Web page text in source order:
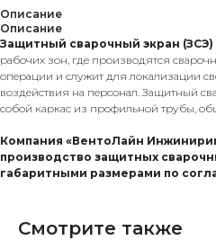
Описание
Описание
Защитный сварочный экран (ЗСЭ)
рабочих зон, где производятся
операции и служит для локализации
воздействия на персонал. Защитный
собой каркас из профильной трубы,
Компания «ВентоЛайн
производство защитных
габаритными размерами по
Смотрите также